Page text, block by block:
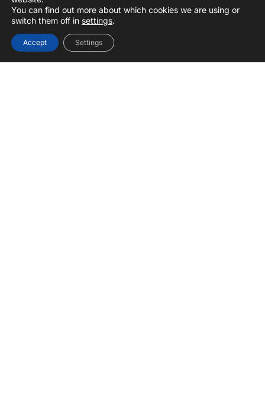
Openlijke rapportages over
mensenrechtenschendingen
You can find out more about which cookies we are using or
switch them off in settings.
Accept Settings